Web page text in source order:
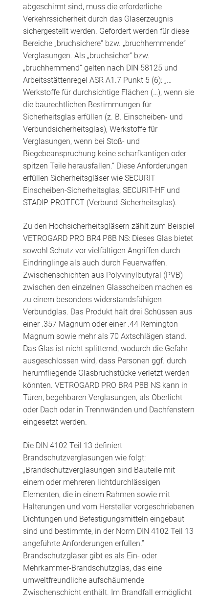
abgeschirmt sind, muss die erforderliche
Verkehrssicherheit durch das Glaserzeugnis
sichergestellt werden. Gefordert werden für diese
Bereiche „bruchsichere“ bzw. „bruchhemmende“
Verglasungen. Als „bruchsicher“ bzw.
„bruchhemmend“ gelten nach DIN 58125 und
Arbeitsstättenregel ASR A1.7 Punkt 5 (6): „…
Werkstoffe für durchsichtige Flächen (…), wenn sie
die baurechtlichen Bestimmungen für
Sicherheitsglas erfüllen (z. B. Einscheiben- und
Verbundsicherheitsglas), Werkstoffe für
Verglasungen, wenn bei Stoß- und
Biegebeanspruchung keine scharfkantigen oder
spitzen Teile herausfallen.“ Diese Anforderungen
erfüllen Sicherheitsgläser wie SECURIT
Einscheiben-Sicherheitsglas, SECURIT-HF und
STADIP PROTECT (Verbund-Sicherheitsglas).
Zu den Hochsicherheitsgläsern zählt zum Beispiel
VETROGARD PRO BR4 P8B NS: Dieses Glas bietet
sowohl Schutz vor vielfältigen Angriffen durch
Eindringlinge als auch durch Feuerwaffen.
Zwischenschichten aus Polyvinylbutyral (PVB)
zwischen den einzelnen Glasscheiben machen es
zu einem besonders widerstandsfähigen
Verbundglas. Das Produkt hält drei Schüssen aus
einer .357 Magnum oder einer .44 Remington
Magnum sowie mehr als 70 Axtschlägen stand.
Das Glas ist nicht splitternd, wodurch die Gefahr
ausgeschlossen wird, dass Personen ggf. durch
herumfliegende Glasbruchstücke verletzt werden
könnten. VETROGARD PRO BR4 P8B NS kann in
Türen, begehbaren Verglasungen, als Oberlicht
oder Dach oder in Trennwänden und Dachfenstern
eingesetzt werden.
Die DIN 4102 Teil 13 definiert
Brandschutzverglasungen wie folgt:
„Brandschutzverglasungen sind Bauteile mit
einem oder mehreren lichtdurchlässigen
Elementen, die in einem Rahmen sowie mit
Halterungen und vom Hersteller vorgeschriebenen
Dichtungen und Befestigungsmitteln eingebaut
sind und bestimmte, in der Norm DIN 4102 Teil 13
angeführte Anforderungen erfüllen.”
Brandschutzgläser gibt es als Ein- oder
Mehrkammer-Brandschutzglas, das eine
umweltfreundliche aufschäumende
Zwischenschicht enthält. Im Brandfall ermöglicht